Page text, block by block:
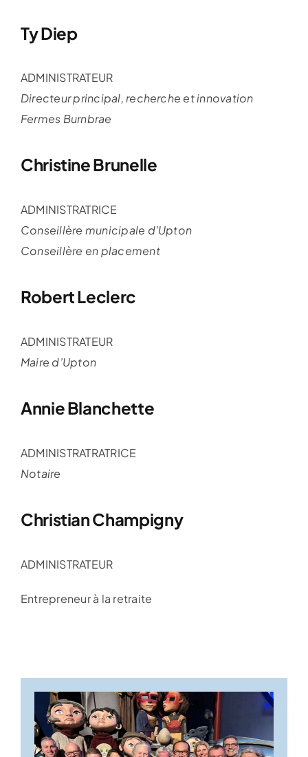
Ty Diep
ADMINISTRATEUR
Directeur principal, recherche et innovation
Fermes Burnbrae
Christine Brunelle
ADMINISTRATRICE
Conseillère municipale d’Upton
Conseillère en placement
Robert Leclerc
ADMINISTRATEUR
Maire d’Upton
Annie Blanchette
ADMINISTRATRATRICE
Notaire
Christian Champigny
ADMINISTRATEUR
Entrepreneur à la retraite